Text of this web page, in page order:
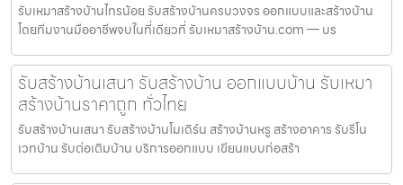
รับเหมาสร้างบ้านไทรน้อย รับสร้างบ้านครบวงจร ออกแบบและสร้างบ้าน
โดยทีมงานมืออาชีพจบในที่เดียวที่ รับเหมาสร้างบ้าน.com — บร
รับสร้างบ้านเสนา รับสร้างบ้าน ออกแบบบ้าน รับเหมา
สร้างบ้านราคาถูก ทั่วไทย
รับสร้างบ้านเสนา รับสร้างบ้านโมเดิร์น สร้างบ้านหรู สร้างอาคาร รับรีโน
เวทบ้าน รับต่อเติมบ้าน บริการออกแบบ เขียนแบบก่อสร้า